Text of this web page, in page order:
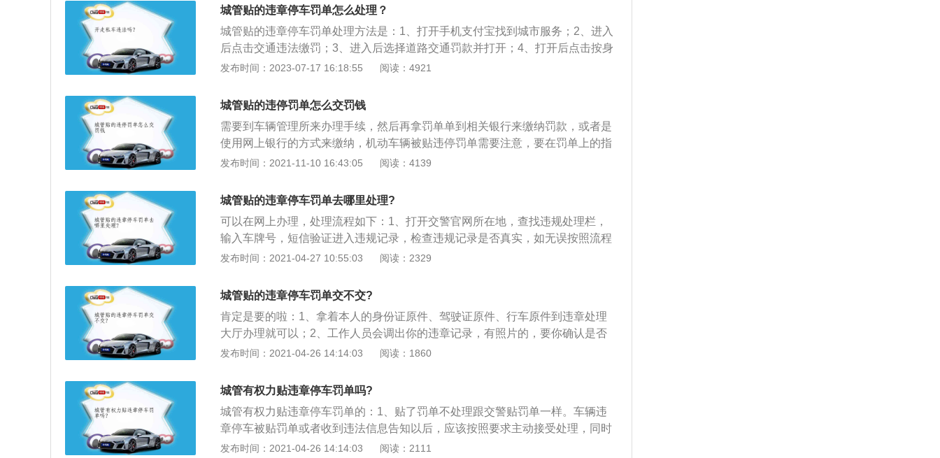
城管贴的违章停车罚单怎么处理？
城管贴的违章停车罚单处理方法是：1、打开手机支付宝找到城市服务；2、进入
后点击交通违法缴罚；3、进入后选择道路交通罚款并打开；4、打开后点击按身
份证缴款；5、依次输入身份证号码后点击查询缴款单；6、在弹出的界面可以看
扣款方式后交罚款即可。对违反道路交通安全法机动车停放规定的，如果驾驶人
在场，交警会指出违法行为，并予以口头警告，令驾驶人立即驶离；如果驾驶人
拒绝驶离，驾驶的车辆妨碍其他车辆、行人通行的，交警会处以罚款。
发布时间：2023-07-17 16:18:55 阅读：4921
城管贴的违停罚单怎么交罚钱
需要到车辆管理所来办理手续，然后再拿罚单单到相关银行来缴纳罚款，或者是
使用网上银行的方式来缴纳，机动车辆被贴违停罚单需要注意，要在罚单上的指
定处理日期处理。机动车辆被交通警察贴罚单和城管贴罚单的效果是一样的，处
手续，处理车辆相关的违章违法行为，一般在开具罚单之后都会有一个期限，是
在15天之内去主动缴纳罚款是没有违约金的，超过10天之后会收取一定的违约
金。
发布时间：2021-11-10 16:43:05 阅读：4139
城管贴的违章停车罚单去哪里处理?
可以在网上办理，处理流程如下：1、打开交警官网所在地，查找违规处理栏，
输入车牌号，短信验证进入违规记录，检查违规记录是否真实，如无误按照流程
即可进行处理，处理完后会有张处罚决定书显示，记好处罚决定书编号；2、一
费栏，查找城市栏，查找交警处罚栏，输入上一次在线处理的处罚决定号，完成
收费；3、可以先查看网站的位置是否开通了网上交通违规平台，以及当地收缴
的罚款指定银行没有开通网上罚款收缴功能。
发布时间：2021-04-27 10:55:03 阅读：2329
城管贴的违章停车罚单交不交?
肯定是要的啦：1、拿着本人的身份证原件、驾驶证原件、行车原件到违章处理
大厅办理就可以；2、工作人员会调出你的违章记录，有照片的，要你确认是否
是你的车辆，确认是你的车辆，工作人员会给你打印处罚决定书；3、拿到处罚
须在15日内缴罚款，否则，超过15天后，每天收取3%的滞纳金，但滞纳金的总
额不能超过罚款总额；5、有违章后要及时到违处大厅或者交警队及时处理，特
别是在车辆年审前要查一下违章情况，否则检车时发现有违章还是要先处理，然
后才能给你检车；6、检车的时间也要注意，不能到期不检，如果检车的期限错
过了再去检车，要罚款200元，扣3分的。
发布时间：2021-04-26 14:14:03 阅读：1860
城管有权力贴违章停车罚单吗?
城管有权力贴违章停车罚单的：1、贴了罚单不处理跟交警贴罚单一样。车辆违
章停车被贴罚单或者收到违法信息告知以后，应该按照要求主动接受处理，同时
吸取教训，下次尽量避免；2、一般情况下，机动车被贴罚单存在两种情况，一
发布时间：2021-04-26 14:14:03 阅读：2111